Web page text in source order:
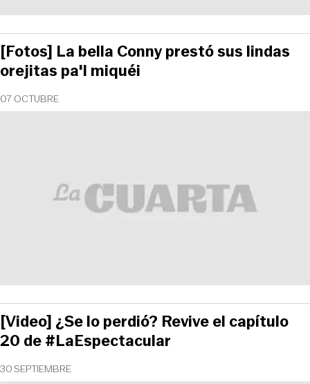
07 OCTUBRE
[Fotos] La bella Conny prestó sus lindas
orejitas pa'l miquéi
30 SEPTIEMBRE
[Video] ¿Se lo perdió? Revive el capítulo
20 de #LaEspectacular